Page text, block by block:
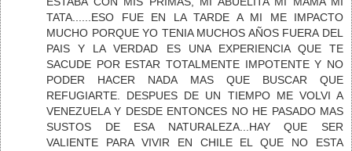
TATA......ESO FUE EN LA TARDE A MI ME IMPACTO
MUCHO PORQUE YO TENIA MUCHOS AÑOS FUERA DEL
PAIS Y LA VERDAD ES UNA EXPERIENCIA QUE TE
SACUDE POR ESTAR TOTALMENTE IMPOTENTE Y NO
PODER HACER NADA MAS QUE BUSCAR QUE
REFUGIARTE. DESPUES DE UN TIEMPO ME VOLVI A
VENEZUELA Y DESDE ENTONCES NO HE PASADO MAS
SUSTOS DE ESA NATURALEZA...HAY QUE SER
VALIENTE PARA VIVIR EN CHILE EL QUE NO ESTA